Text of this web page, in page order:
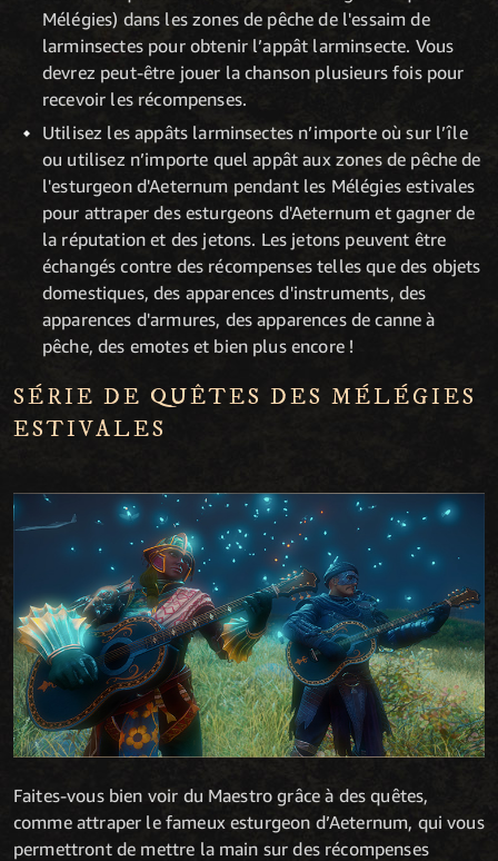
Mélégies) dans les zones de pêche de l'essaim de
larminsectes pour obtenir l’appât larminsecte. Vous
devrez peut-être jouer la chanson plusieurs fois pour
recevoir les récompenses.
Utilisez les appâts larminsectes n’importe où sur l’île
ou utilisez n’importe quel appât aux zones de pêche de
l'esturgeon d'Aeternum pendant les Mélégies estivales
pour attraper des esturgeons d'Aeternum et gagner de
la réputation et des jetons. Les jetons peuvent être
échangés contre des récompenses telles que des objets
domestiques, des apparences d'instruments, des
apparences d'armures, des apparences de canne à
pêche, des emotes et bien plus encore !
SÉRIE DE QUÊTES DES MÉLÉGIES
ESTIVALES
Faites-vous bien voir du Maestro grâce à des quêtes,
comme attraper le fameux esturgeon d’Aeternum, qui vous
permettront de mettre la main sur des récompenses